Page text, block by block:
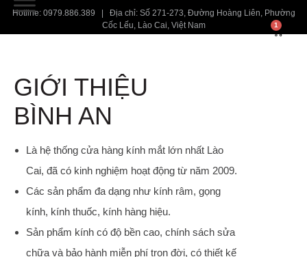
Hotline: 0979.886.389 | Địa chỉ: Số 271-273, Đường Hoàng Liên, Phường
Cốc Lếu, Lào Cai, Việt Nam
1
GIỚI THIỆU
BÌNH AN
Là hệ thống cửa hàng kính mắt lớn nhất Lào
Cai, đã có kinh nghiệm hoạt động từ năm 2009.
Các sản phẩm đa dạng như kính râm, gọng
kính, kính thuốc, kính hàng hiệu.
Sản phẩm kính có độ bền cao, chính sách sửa
chữa và bảo hành miễn phí trọn đời, có thiết kế